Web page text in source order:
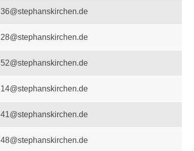
36@stephanskirchen.de
28@stephanskirchen.de
52@stephanskirchen.de
14@stephanskirchen.de
41@stephanskirchen.de
48@stephanskirchen.de